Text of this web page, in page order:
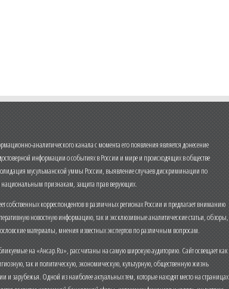
аналитического канала с момента его появления является донесение
информации о событиях в России и мире и происходящих в обществе
мусульманской уммы России, выявление случаев дискриминации по
признакам, защита прав верующих.
собственных корреспондентов в различных регионах России и предлагает вниманию
новостную информацию, так и эксклюзивные аналитические статьи, обзоры,
материалы, мнения известных экспертов по различным вопросам.
на «Ансар.Ru», рассчитаны на самую широкую аудиторию. Сайт освещает как
так и политическую, экономическую, культурную, общественную жизнь
и зарубежья. Одной из наиболее актуальных тем, которые находят место на страницах